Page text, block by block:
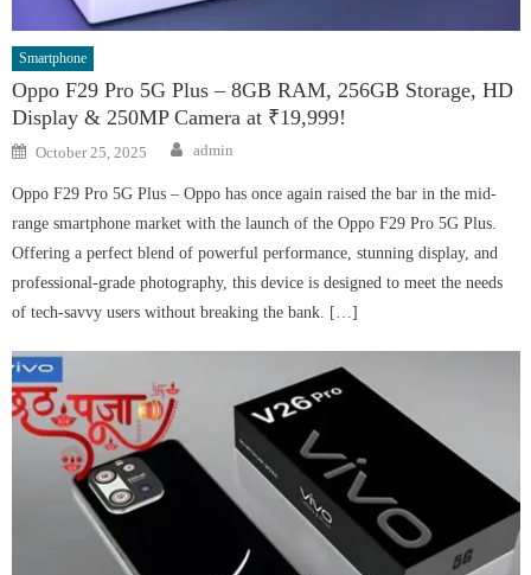
Smartphone
Oppo F29 Pro 5G Plus – 8GB RAM, 256GB Storage, HD
Display & 250MP Camera at ₹19,999!
Posted
on
October 25, 2025 Author
admin
Oppo F29 Pro 5G Plus – Oppo has once again raised the bar in the mid-
range smartphone market with the launch of the Oppo F29 Pro 5G Plus.
Offering a perfect blend of powerful performance, stunning display, and
professional-grade photography, this device is designed to meet the needs
of tech-savvy users without breaking the bank. […]